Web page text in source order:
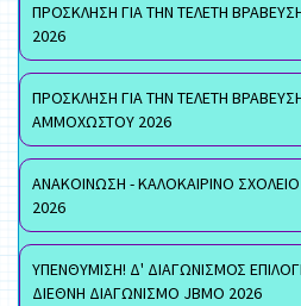
ΠΡΟΣΚΛΗΣΗ ΓΙΑ ΤΗΝ ΤΕΛΕΤΗ
2026
ΠΡΟΣΚΛΗΣΗ ΓΙΑ ΤΗΝ ΤΕΛΕΤΗ
ΑΜΜΟΧΩΣΤΟΥ 2026
ΑΝΑΚΟΙΝΩΣΗ - ΚΑΛΟΚΑΙΡΙΝΟ
2026
ΥΠΕΝΘΥΜΙΣΗ! Δ' ΔΙΑΓΩΝΙΣΜΟΣ
ΔΙΕΘΝΗ ΔΙΑΓΩΝΙΣΜΟ JBMO 2026